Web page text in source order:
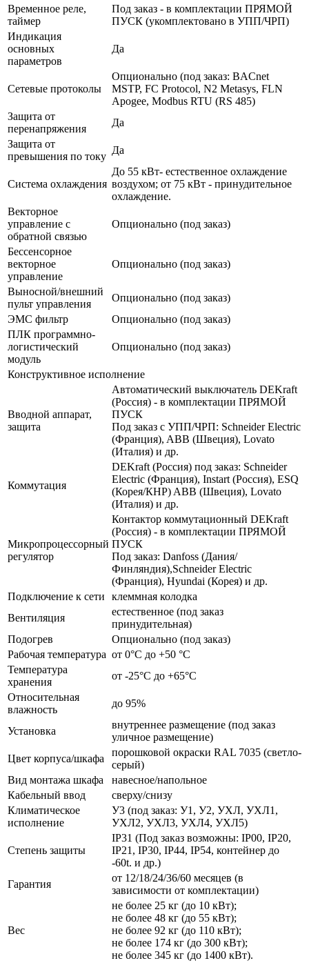
Временное реле,
таймер
Под заказ - в комплектации ПРЯМОЙ
ПУСК (укомплектовано в УПП/ЧРП)
Индикация
основных
параметров
Да
Сетевые протоколы
Опционально (под заказ: BACnet
MSTP, FC Protocol, N2 Metasys, FLN
Apogee, Modbus RTU (RS 485)
Защита от
перенапряжения
Да
Защита от
превышения по току
Да
Система охлаждения
До 55 кВт- естественное охлаждение
воздухом; от 75 кВт - принудительное
охлаждение.
Векторное
управление с
обратной связью
Опционально (под заказ)
Бессенсорное
векторное
управление
Опционально (под заказ)
Выносной/внешний
пульт управления
Опционально (под заказ)
ЭМС фильтр
Опционально (под заказ)
ПЛК программно-
логистический
модуль
Опционально (под заказ)
Конструктивное исполнение
Вводной аппарат,
защита
Автоматический выключатель DEKraft
(Россия) - в комплектации ПРЯМОЙ
ПУСК
Под заказ с УПП/ЧРП: Schneider Electric
(Франция), ABB (Швеция), Lovato
(Италия) и др.
Коммутация
DEKraft (Россия) под заказ: Schneider
Electric (Франция), Instart (Россия), ESQ
(Корея/КНР) ABB (Швеция), Lovato
(Италия) и др.
Микропроцессорный
регулятор
Контактор коммутационный DEKraft
(Россия) - в комплектации ПРЯМОЙ
ПУСК
Под заказ: Danfoss (Дания/
Финляндия),Schneider Electric
(Франция), Hyundai (Корея) и др.
Подключение к сети
клеммная колодка
Вентиляция
естественное (под заказ
принудительная)
Подогрев
Опционально (под заказ)
Рабочая температура от 0°C до +50 °C
Температура
хранения
от -25°C до +65°C
Относительная
влажность
до 95%
Установка
внутреннее размещение (под заказ
уличное размещение)
Цвет корпуса/шкафа
порошковой окраски RAL 7035 (светло-
серый)
Вид монтажа шкафа
навесное/напольное
Кабельный ввод
сверху/снизу
Климатическое
исполнение
У3 (под заказ: У1, У2, УХЛ, УХЛ1,
УХЛ2, УХЛ3, УХЛ4, УХЛ5)
Степень защиты
IP31 (Под заказ возможны: IP00, IP20,
IP21, IP30, IP44, IP54, контейнер до
-60t. и др.)
Гарантия
от 12/18/24/36/60 месяцев (в
зависимости от комплектации)
Вес
не более 25 кг (до 10 кВт);
не более 48 кг (до 55 кВт);
не более 92 кг (до 110 кВт);
не более 174 кг (до 300 кВт);
не более 345 кг (до 1400 кВт).